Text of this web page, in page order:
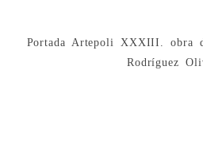
Portada Artepoli XXXIII. obra
Rodríguez